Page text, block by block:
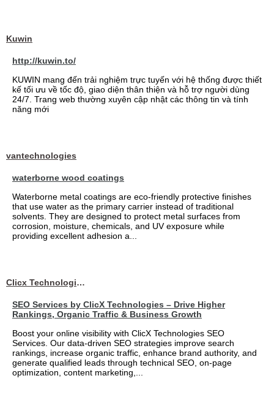
Kuwin
http://kuwin.to/
KUWIN mang đến trải nghiệm trực tuyến với hệ thống được thiết
kế tối ưu về tốc độ, giao diện thân thiện và hỗ trợ người dùng
24/7. Trang web thường xuyên cập nhật các thông tin và tính
năng mới
vantechnologies
waterborne wood coatings
Waterborne metal coatings are eco-friendly protective finishes
that use water as the primary carrier instead of traditional
solvents. They are designed to protect metal surfaces from
corrosion, moisture, chemicals, and UV exposure while
providing excellent adhesion a...
Clicx Technologies
SEO Services by ClicX Technologies – Drive Higher
Rankings, Organic Traffic & Business Growth
Boost your online visibility with ClicX Technologies SEO
Services. Our data-driven SEO strategies improve search
rankings, increase organic traffic, enhance brand authority, and
generate qualified leads through technical SEO, on-page
optimization, content marketing,...